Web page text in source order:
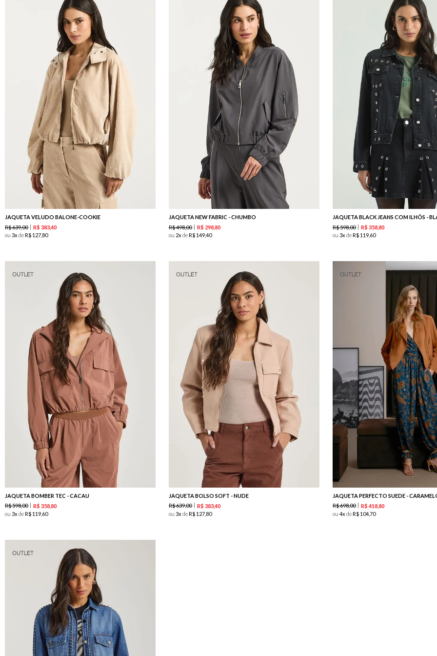
JAQUETA VELUDO BALONE-COOKIE
R$639,00 R$ 38340
ou 3 deR$ 127 80
JAQUETA NEW FABRIC - CHUMBO
R$498,00 R$ 29880
ou 2 deR$ 14940
JAQUETA BLACK JEANS COM ILHÓS -
R$598,00 R$ 35880
ou 3 deR$ 119 60
JAQUETA BOMBER TEC - CACAU
R$598,00 R$ 35880
ou 3 deR$ 119 60
JAQUETA BOLSO SOFT - NUDE
R$639,00 R$ 38340
ou 3 deR$ 127 80
JAQUETA PERFECTO SUEDE -
R$698,00 R$ 41880
ou 4 deR$ 10470